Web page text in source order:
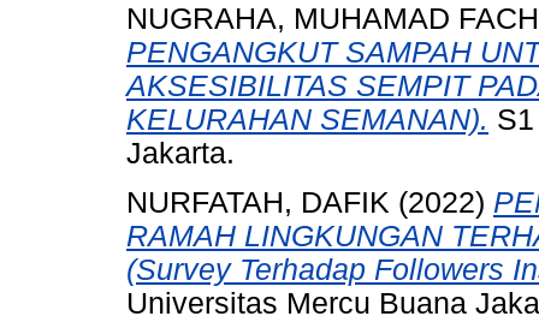
NUGRAHA, MUHAMAD
PENGANGKUT SAMPAH
AKSESIBILITAS SEMPIT
KELURAHAN SEMANAN).
Jakarta.
NURFATAH, DAFIK (2022)
RAMAH LINGKUNGAN
(Survey Terhadap Followers
Universitas Mercu Buana